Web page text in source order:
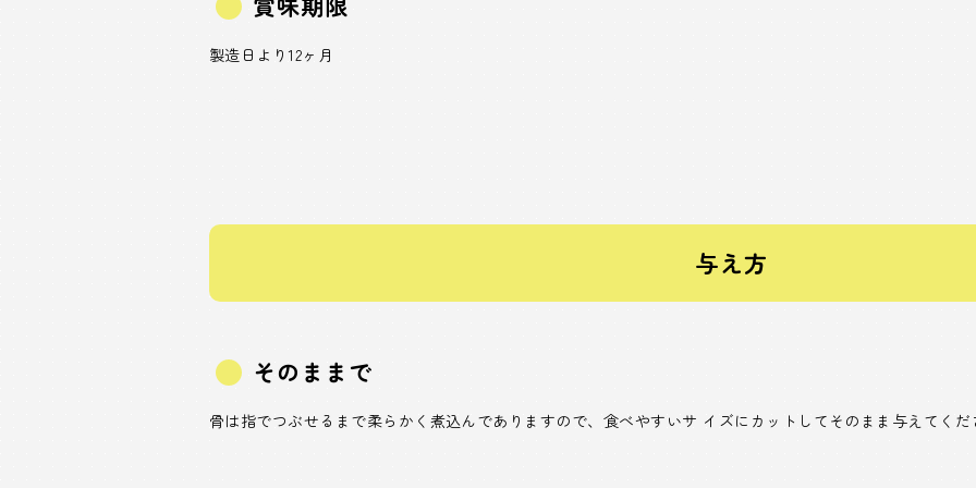
製造日より12ヶ月
与え方
そのままで
骨は指でつぶせるまで柔らかく煮込んでありますので、食べやすいサ イズにカットしてそのまま与えてくだ